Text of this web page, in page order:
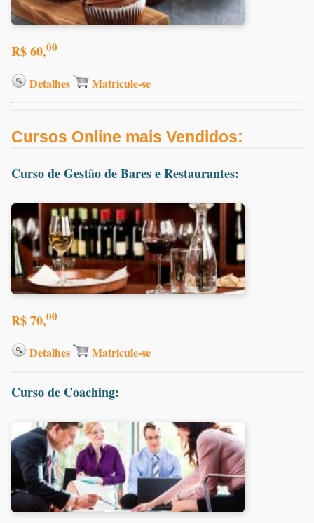
R$ 60,00
Detalhes Matricule-se
Cursos Online mais Vendidos:
Curso de Gestão de Bares e Restaurantes:
R$ 70,00
Detalhes Matricule-se
Curso de Coaching: